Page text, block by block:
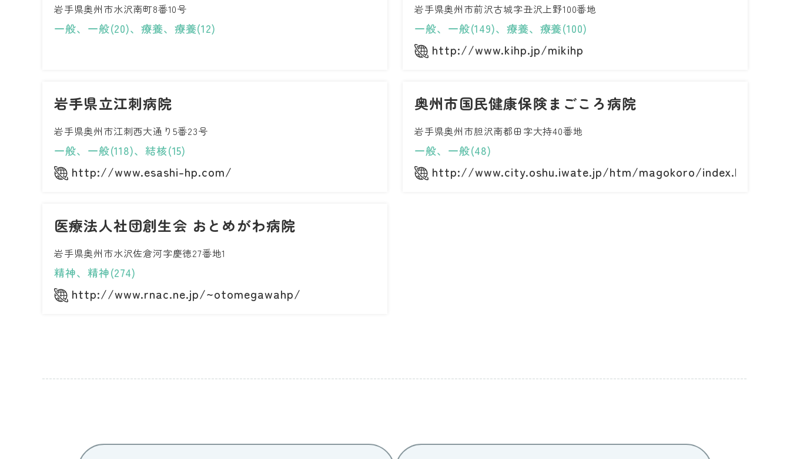
岩手県奥州市水沢南町8番10号
一般、一般(20)、療養、療養(12)
岩手県奥州市前沢古城字丑沢上野100番地
一般、一般(149)、療養、療養(100)
http://www.kihp.jp/mikihp
岩手県立江刺病院
岩手県奥州市江刺西大通り5番23号
一般、一般(118)、結核(15)
http://www.esashi-hp.com/
奥州市国民健康保険まごころ病院
岩手県奥州市胆沢南都田字大持40番地
一般、一般(48)
http://www.city.oshu.iwate.jp/htm/magokoro/index.html
医療法人社団創生会 おとめがわ病院
岩手県奥州市水沢佐倉河字慶徳27番地1
精神、精神(274)
http://www.rnac.ne.jp/~otomegawahp/